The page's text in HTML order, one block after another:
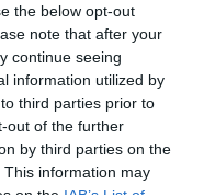
the below opt-out
note that after your
continue seeing
information utilized by
third parties prior to
out of the further
by third parties on the
This information may